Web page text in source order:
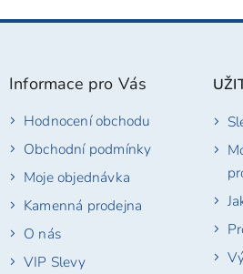
Z
Informace pro Vás
Hodnocení obchodu
Obchodní podmínky
Moje objednávka
Kamenná prodejna
O nás
VIP Slevy